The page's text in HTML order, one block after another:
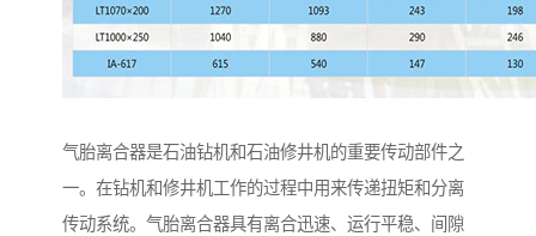
气胎离合器是石油钻机和石油修井机的重要传动部件之
一。在钻机和修井机工作的过程中用来传递扭矩和分离
传动系统。气胎离合器具有离合迅速、运行平稳、间隙